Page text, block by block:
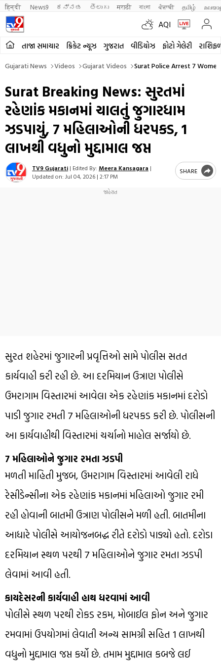
हिन्दी News9 ಕನ್ನಡ తెలుగు मराठी বাংলা ਪੰਜਾਬੀ தமிழ்
AQI
તાજા સમાચાર ક્રિકેટ ન્યૂઝ ગુજરાત વીડિયોઝ ફોટો ગેલેરી
Gujarati News Videos Gujarat Videos Surat Police Arrest 7
Surat Breaking News: સુરતમાં
રહેણાંક મકાનમાં ચાલતું જુગારધામ
ઝડપાયું, 7 મહિલાઓની ધરપકડ, 1
લાખથી વધુનો મુદ્દામાલ જપ્ત
TV9 Gujarati | Edited By: Meera Kansagara |
Updated on: Jul 04, 2026 | 2:17 PM
SHARE
સુરત શહેરમાં જુગારની પ્રવૃત્તિઓ સામે પોલીસ સતત
કાર્યવાહી કરી રહી છે. આ દરમિયાન ઉત્રાણ પોલીસે
ઉમરાગામ વિસ્તારમાં આવેલા એક રહેણાંક મકાનમાં દરોડો
પાડી જુગાર રમતી 7 મહિલાઓની ધરપકડ કરી છે. પોલીસની
આ કાર્યવાહીથી વિસ્તારમાં ચર્ચાનો માહોલ સર્જાયો છે.
7 મહિલાઓને જુગાર રમતા ઝડપી
મળતી માહિતી મુજબ, ઉમરાગામ વિસ્તારમાં આવેલી રાધે
રેસીડેન્સીના એક રહેણાંક મકાનમાં મહિલાઓ જુગાર રમી
રહી હોવાની બાતમી ઉત્રાણ પોલીસને મળી હતી. બાતમીના
આધારે પોલીસે આયોજનબદ્ધ રીતે દરોડો પાડ્યો હતો. દરોડા
દરમિયાન સ્થળ પરથી 7 મહિલાઓને જુગાર રમતા ઝડપી
લેવામાં આવી હતી.
કાયદેસરની કાર્યવાહી હાથ ધરવામાં આવી
પોલીસે સ્થળ પરથી રોકડ રકમ, મોબાઈલ ફોન અને જુગાર
રમવામાં ઉપયોગમાં લેવાતી અન્ય સામગ્રી સહિત ₹1 લાખથી
વધુનો મુદ્દામાલ જપ્ત કર્યો છે. તમામ મુદ્દામાલ કબજે લઈ